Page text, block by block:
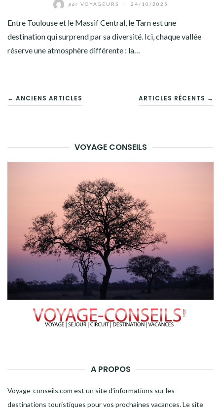
par VOYAGEURS 24/10/2025
Entre Toulouse et le Massif Central, le Tarn est une
destination qui surprend par sa diversité. Ici, chaque vallée
réserve une atmosphère différente : la…
NAVIGATION
ARTICLES
← ANCIENS ARTICLES ARTICLES RÉCENTS →
VOYAGE CONSEILS
A PROPOS
Voyage-conseils.com est un site d’informations sur les
destinations touristiques pour vos prochaines vacances. Le site